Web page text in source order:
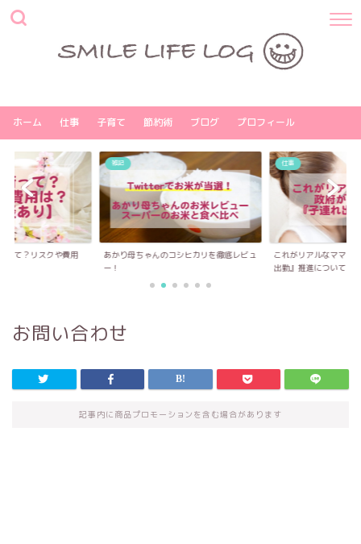
ホーム 仕事 子育て 節約術 ブログ プロフィール
って？リスクや費用
雑記
あかり母ちゃんのコシヒカリを徹底レビュ
ー！
仕事
これがリアルなママの
出勤』推進について...
お問い合わせ
記事内に商品プロモーションを含む場合があります